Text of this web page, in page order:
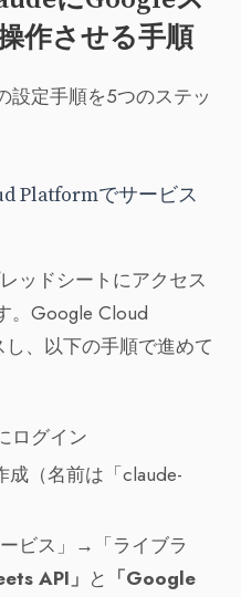
作させる手順
設定手順を5つのステッ
Platformでサービス
ッドシートにアクセス
。Google Cloud
、以下の手順で進めて
ログイン
（名前は「claude-
ビス」→「ライブラ
API」 と 「Google